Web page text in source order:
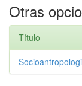
Otras
Título